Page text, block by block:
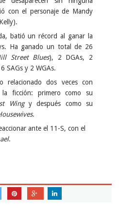
con el personaje de Mandy
batió un récord al ganar la
Ha ganado un total de 26
Street Blues), 2 DGAs, 2
SAGs y 2 WGAs.
relacionado dos veces con
ficción: primero como su
Wingy después como su
.
ante el 11-S, con el
.